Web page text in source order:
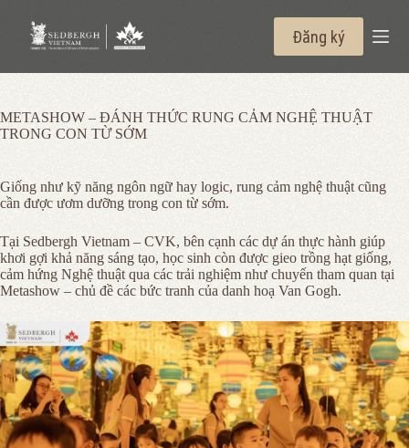
dung
Đăng ký
METASHOW – ĐÁNH THỨC RUNG CẢM NGHỆ THUẬT
TRONG CON TỪ SỚM
Giống như kỹ năng ngôn ngữ hay logic, rung cảm nghệ thuật cũng
cần được ươm dưỡng trong con từ sớm.
Tại Sedbergh Vietnam – CVK, bên cạnh các dự án thực hành giúp
khơi gợi khả năng sáng tạo, học sinh còn được gieo trồng hạt giống,
cảm hứng Nghệ thuật qua các trải nghiệm như chuyến tham quan tại
Metashow – chủ đề các bức tranh của danh hoạ Van Gogh.